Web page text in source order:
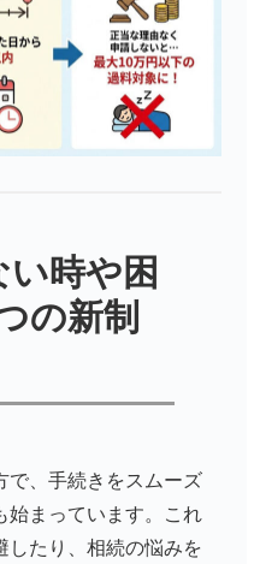
時や困
の新制
で、手続きをスムーズ
始まっています。これ
したり、相続の悩みを